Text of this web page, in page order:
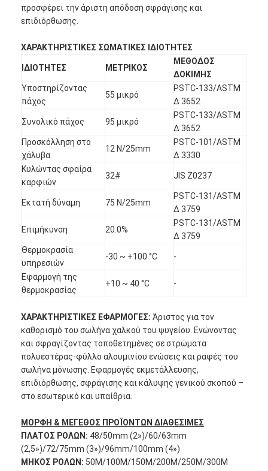
Προϊόντα
Περίπου εμείς
προσφέρει την άριστη απόδοση σφράγισης και
επιδιόρθωσης.
ΧΑΡΑΚΤΗΡΙΣΤΙΚΕΣ ΣΩΜΑΤΙΚΕΣ ΙΔΙΟΤΗΤΕΣ
ΙΔΙΟΤΗΤΕΣ ΜΕΤΡΙΚΟΣ
ΜΕΘΟΔΟΣ
ΔΟΚΙΜΗΣ
Υποστηρίζοντας
πάχος
55 μικρό
PSTC-133/ASTM
Δ 3652
Συνολικό πάχος 95 μικρό
PSTC-133/ASTM
Δ 3652
Προσκόλληση στο
χάλυβα
12 N/25mm
PSTC-101/ASTM
Δ 3330
Κυλώντας σφαίρα
καρφιών
32# JIS Z0237
Εκτατή δύναμη 75 N/25mm
PSTC-131/ASTM
Δ 3759
Επιμήκυνση 20.0%
PSTC-131/ASTM
Δ 3759
Θερμοκρασία
υπηρεσιών
-30 ~ +100 °C -
Εφαρμογή της
θερμοκρασίας
+10 ~ 40 °C -
ΧΑΡΑΚΤΗΡΙΣΤΙΚΕΣ ΕΦΑΡΜΟΓΕΣ: Άριστος για τον
καθορισμό του σωλήνα χαλκού του ψυγείου. Ενώνοντας
και σφραγίζοντας τοποθετημένες σε στρώματα
πολυεστέρας-φύλλο αλουμινίου ενώσεις και ραφές του
σωλήνα μόνωσης. Εφαρμογές εκμετάλλευσης,
επιδιόρθωσης, σφράγισης και κάλυψης γενικού σκοπού –
στο εσωτερικό και υπαίθρια.
ΜΟΡΦΗ & ΜΕΓΕΘΟΣ ΠΡΟΪΟΝΤΩΝ ΔΙΑΘΕΣΙΜΕΣ
ΠΛΑΤΟΣ ΡΟΛΩΝ: 48/50mm (2»)/60/63mm
(2,5»)/72/75mm (3»)/96mm/100mm (4»)
ΜΗΚΟΣ ΡΟΛΩΝ: 50M/100M/150M/200M/250M/300M